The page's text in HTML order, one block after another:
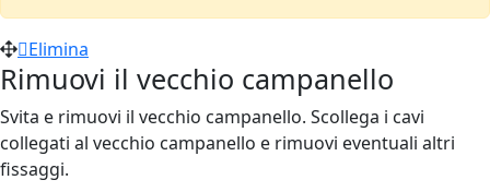
Elimina
Rimuovi il vecchio campanello
Svita e rimuovi il vecchio campanello. Scollega i cavi
collegati al vecchio campanello e rimuovi eventuali altri
fissaggi.